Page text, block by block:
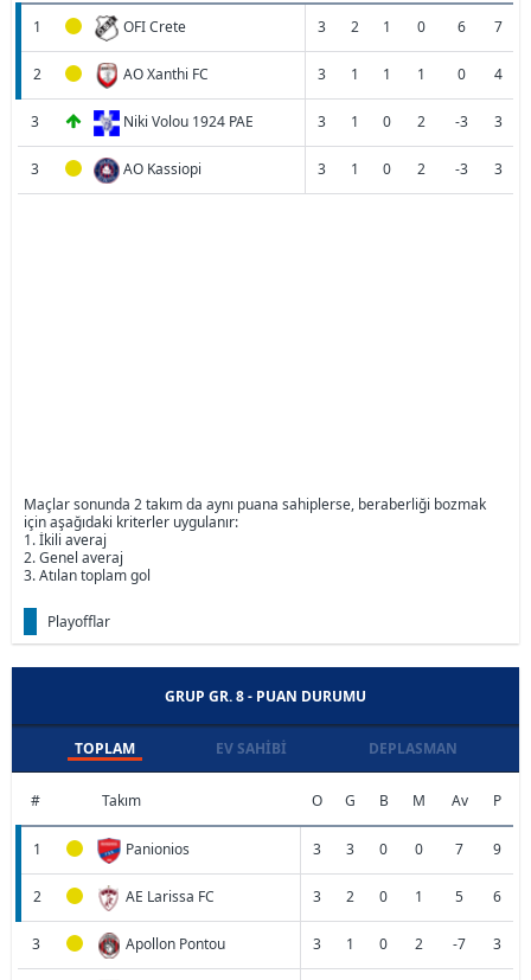
1 OFI Crete 3 2 1 0 6 7
2 AO Xanthi FC 3 1 1 1 0 4
3 Niki Volou 1924 PAE 3 1 0 2 -3 3
3 AO Kassiopi 3 1 0 2 -3 3
Maçlar sonunda 2 takım da aynı puana sahiplerse, beraberliği bozmak
için aşağıdaki kriterler uygulanır:
1. İkili averaj
2. Genel averaj
3. Atılan toplam gol
Playofflar
GRUP GR. 8 - PUAN DURUMU
TOPLAM EV SAHIBI DEPLASMAN
# Takım O G B M Av P
1 Panionios 3 3 0 0 7 9
2 AE Larissa FC 3 2 0 1 5 6
3 Apollon Pontou 3 1 0 2 -7 3